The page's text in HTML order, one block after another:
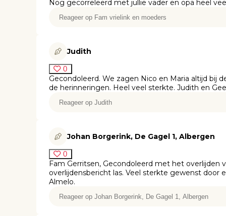
Nog gecorreleerd met jullie vader en opa heel
Judith
0
Gecondoleerd. We zagen Nico en Maria altijd bij
de herinneringen. Heel veel sterkte. Judith en
Johan Borgerink, De Gagel 1, Albergen
0
Fam Gerritsen, Gecondoleerd met het
overlijdensbericht las. Veel sterkte gewenst door
Almelo.